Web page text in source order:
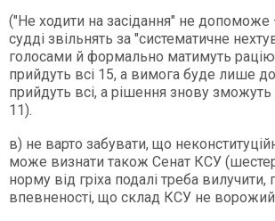
("Не ходити на засідання" не допоможе
судді звільнять за "систематичне
голосами й формально матимуть
прийдуть всі 15, а вимога буде лише
прийдуть всі, а рішення знову зможуть
11).
в) не варто забувати, що
може визнати також Сенат КСУ
норму від гріха подалі треба
впевненості, що склад КСУ не